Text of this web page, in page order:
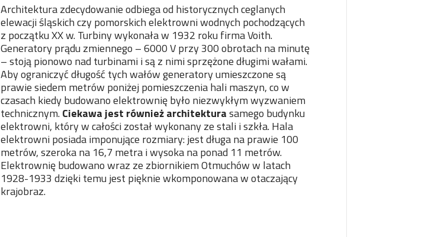
Architektura zdecydowanie odbiega od historycznych ceglanych
elewacji śląskich czy pomorskich elektrowni wodnych pochodzących
z początku XX w. Turbiny wykonała w 1932 roku firma Voith.
Generatory prądu zmiennego – 6000 V przy 300 obrotach na minutę
– stoją pionowo nad turbinami i są z nimi sprzężone długimi wałami.
Aby ograniczyć długość tych wałów generatory umieszczone są
prawie siedem metrów poniżej pomieszczenia hali maszyn, co w
czasach kiedy budowano elektrownię było niezwykłym wyzwaniem
technicznym.Ciekawa jest również architekturasamego budynku
elektrowni, który w całości został wykonany ze stali i szkła. Hala
elektrowni posiada imponujące rozmiary: jest długa na prawie 100
metrów, szeroka na 16,7 metra i wysoka na ponad 11 metrów.
Elektrownię budowano wraz ze zbiornikiem Otmuchów w latach
1928-1933 dzięki temu jest pięknie wkomponowana w otaczający
krajobraz.